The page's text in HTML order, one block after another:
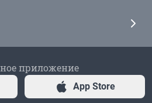
приложение
App Store